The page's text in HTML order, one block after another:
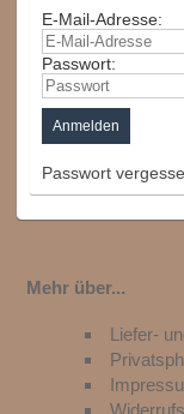
E-Mail-Adresse:
Passwort:
Passwort
Mehr über...
Liefer-